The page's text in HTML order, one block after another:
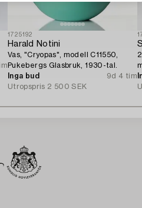
1725192
Harald Notini
Vas, "Cryopas", modell C11550,
Pukebergs Glasbruk, 1930-tal.
Inga bud
9d 4 tim
Utropspris 2 500 SEK